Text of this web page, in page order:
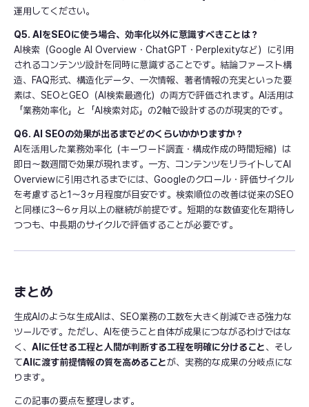
運用してください。
Q5. AIをSEOに使う場合、効率化以外に意識すべきことは？
AI検索（Google AI Overview・ChatGPT・Perplexityなど）に引用
されるコンテンツ設計を同時に意識することです。結論ファースト構
造、FAQ形式、構造化データ、一次情報、著者情報の充実といった要
素は、SEOとGEO（AI検索最適化）の両方で評価されます。AI活用は
「業務効率化」と「AI検索対応」の2軸で設計するのが現実的です。
Q6. AI SEOの効果が出るまでどのくらいかかりますか？
AIを活用した業務効率化（キーワード調査・構成作成の時間短縮）は
即日〜数週間で効果が現れます。一方、コンテンツをリライトしてAI
Overviewに引用されるまでには、Googleのクロール・評価サイクル
を考慮すると1〜3ヶ月程度が目安です。検索順位の改善は従来のSEO
と同様に3〜6ヶ月以上の継続が前提です。短期的な数値変化を期待し
つつも、中長期のサイクルで評価することが必要です。
まとめ
生成AIのような生成AIは、SEO業務の工数を大きく削減できる強力な
ツールです。ただし、AIを使うこと自体が成果につながるわけではな
く、 AIに任せる工程と人間が判断する工程を明確に分けること、そし
てAIに渡す前提情報の質を高めることが、実務的な成果の分岐点にな
ります。
この記事の要点を整理します。